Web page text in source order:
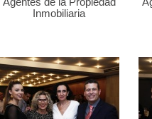
Agentes de la Propiedad
Inmobiliaria